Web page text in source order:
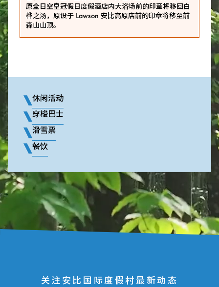
原全日空皇冠假日度假酒店内大浴场前的印章将移回白
桦之汤，原设于 Lawson 安比高原店前的印章将移至前
森山山顶。
休闲活动
穿梭巴士
滑雪票
餐饮
关注安比国际度假村最新动态